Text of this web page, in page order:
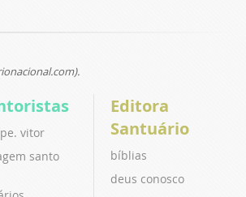
vitor
santo
Editora
Santuário
bíblias
deus conosco